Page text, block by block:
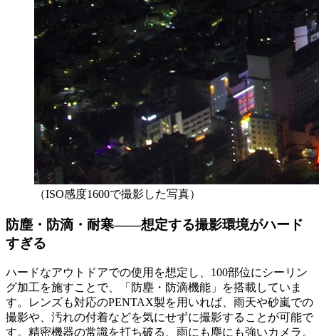
（ISO感度1600で撮影した写真）
防塵・防滴・耐寒――想定する撮影環境がハード
すぎる
ハードなアウトドアでの使用を想定し、100部位にシーリン
グ加工を施すことで、「防塵・防滴機能」を搭載していま
す。レンズも対応のPENTAX製を用いれば、雨天や砂嵐での
撮影や、汚れの付着などを気にせずに撮影することが可能で
す。精密機器の常識を打ち破る、雨にも塵にも強いカメラ。